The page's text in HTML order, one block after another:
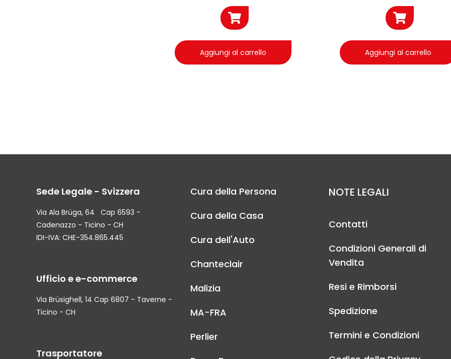
Aggiungi al carrello Aggiungi al carrello
Sede Legale - Svizzera
Via Ala Brüga, 64 Cap 6593 -
Cadenazzo - Ticino - CH
IDI-IVA: CHE-354.865.445
Ufficio e e-commerce
Via Brüsighell, 14 Cap 6807 - Taverne -
Ticino - CH
Trasportatore
Cura della Persona
Cura della Casa
Cura dell'Auto
Chanteclair
Malizia
MA-FRA
Perlier
NOTE LEGALI
Contatti
Condizioni Generali di
Vendita
Resi e Rimborsi
Spedizione
Termini e Condizioni